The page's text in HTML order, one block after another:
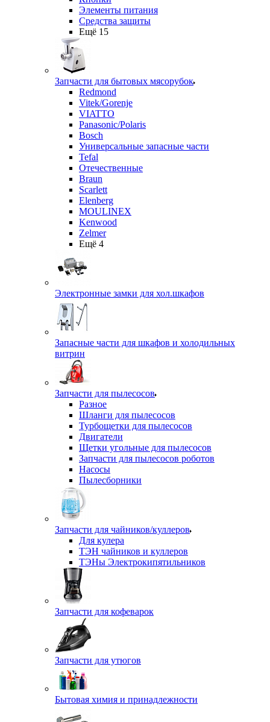
Элементы питания
Средства защиты
Ещё 15
Запчасти для бытовых мясорубок
Redmond
Vitek/Gorenje
VIATTO
Panasonic/Polaris
Bosch
Универсальные запасные части
Tefal
Отечественные
Braun
Scarlett
Elenberg
MOULINEX
Kenwood
Zelmer
Ещё 4
Электронные замки для хол.шкафов
Запасные части для шкафов и холодильных
витрин
Запчасти для пылесосов
Разное
Шланги для пылесосов
Турбощетки для пылесосов
Двигатели
Щетки угольные для пылесосов
Запчасти для пылесосов роботов
Насосы
Пылесборники
Запчасти для чайников/куллеров
Для кулера
ТЭН чайников и куллеров
ТЭНы Электрокипятильников
Запчасти для кофеварок
Запчасти для утюгов
Бытовая химия и принадлежности